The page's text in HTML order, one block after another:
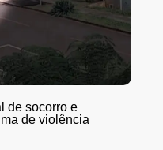
de socorro e
de violência